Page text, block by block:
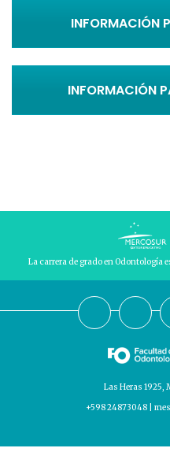
INFORMACIÓN
INFORMACIÓN
La carrera de grado en Odontología
Las Heras 1925,
+598 24873048 |